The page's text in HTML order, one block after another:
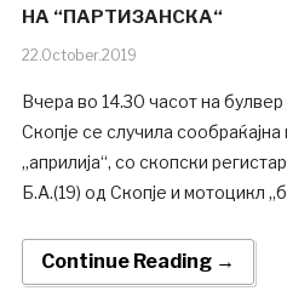
НА “ПАРТИЗАНСКА“
22.October.2019
Вчера во 14.30 часот на
Скопје се случила
„априлија“, со скопски
Б.А.(19) од Скопје и мотоцикл
Continue Reading →